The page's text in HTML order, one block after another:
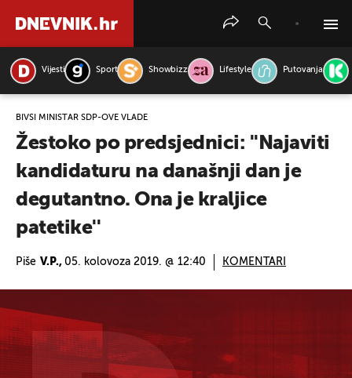
Vijesti Sport Showbizz Lifestyle Putovanja
BIVŠI MINISTAR SDP-OVE VLADE
Žestoko po predsjednici: ''Najaviti
kandidaturu na današnji dan je
degutantno. Ona je kraljice
patetike''
Piše V.P., 05. kolovoza 2019. @ 12:40 KOMENTARI
PRETRAŽITE VIJESTI